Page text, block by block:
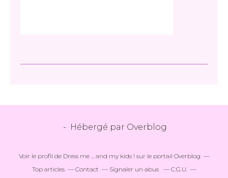
- Hébergé par Overblog
Voir le profil de Dress me ... and my kids ! sur le portail Overblog
Top articles
Contact Signaler un abus C.G.U.